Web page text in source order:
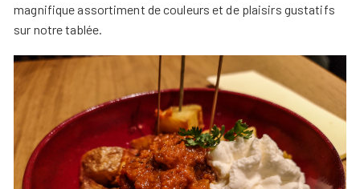
magnifique assortiment de couleurs et de plaisirs gustatifs
sur notre tablée.